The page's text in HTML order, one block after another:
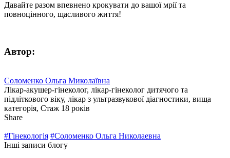
Давайте разом впевнено крокувати до вашої мрії та
повноцінного, щасливого життя!
Автор:
Соломенко Ольга Миколаївна
Лікар-акушер-гінеколог, лікар-гінеколог дитячого та
підліткового віку, лікар з ультразвукової діагностики, вища
категорія, Стаж 18 років
Share
#Гінекологія #Соломенко Ольга Николаевна
Інші записи блогу